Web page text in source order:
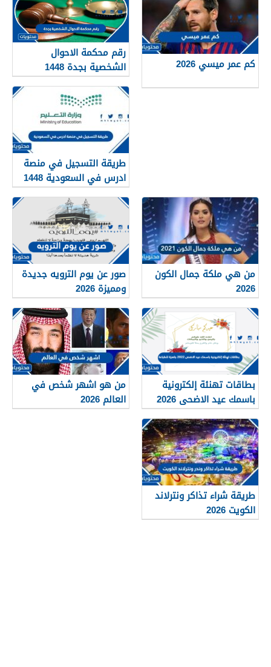
كم عمر ميسي 2026
رقم محكمة الاحوال
الشخصية بجدة 1448
طريقة التسجيل في منصة
ادرس في السعودية 1448
من هي ملكة جمال الكون
2026
صور عن يوم الترويه جديدة
ومميزة 2026
بطاقات تهنئة إلكترونية
باسمك عيد الاضحى 2026
جاهزة للطباعة
من هو اشهر شخص في
العالم 2026
طريقة شراء تذاكر ونترلاند
الكويت 2026